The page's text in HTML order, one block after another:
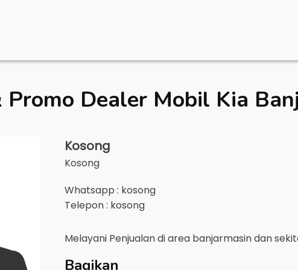
Dealer Mobil Kia
Kosong
Kosong
Whatsapp : kosong
Telepon : kosong
Melayani Penjualan di area banjarmasindan
Bagikan